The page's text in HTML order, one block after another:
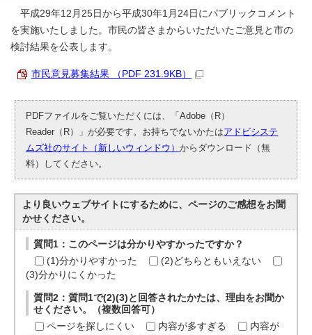
平成29年12月25日から平成30年1月24日にパブリックコメント
を実施いたしました。市民の皆さまからいただいたご意見と市の
検討結果を公表します。
市民意見募集結果 （PDF 231.9KB）
PDFファイルをご覧いただくには、「Adobe（R）
Reader（R）」が必要です。お持ちでないかたはアドビシステ
ムズ社のサイト（新しいウィンドウ）からダウンロード（無
料）してください。
より良いウェブサイトにするために、ページのご感想をお聞
かせください。
質問1：このページは分かりやすかったですか？
(1)分かりやすかった
(2)どちらともいえない
(3)分かりにくかった
質問2：質問1で(2)(3)と回答されたかたは、理由をお聞か
せください。（複数回答可）
ページを探しにくい
内容が多すぎる
内容が